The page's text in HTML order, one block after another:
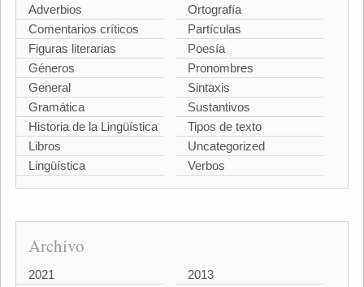
Adverbios
Comentarios críticos
Figuras literarias
Géneros
General
Gramática
Historia de la Lingüística
Libros
Lingüística
Ortografía
Partículas
Poesía
Pronombres
Sintaxis
Sustantivos
Tipos de texto
Uncategorized
Verbos
Archivo
2021
2013